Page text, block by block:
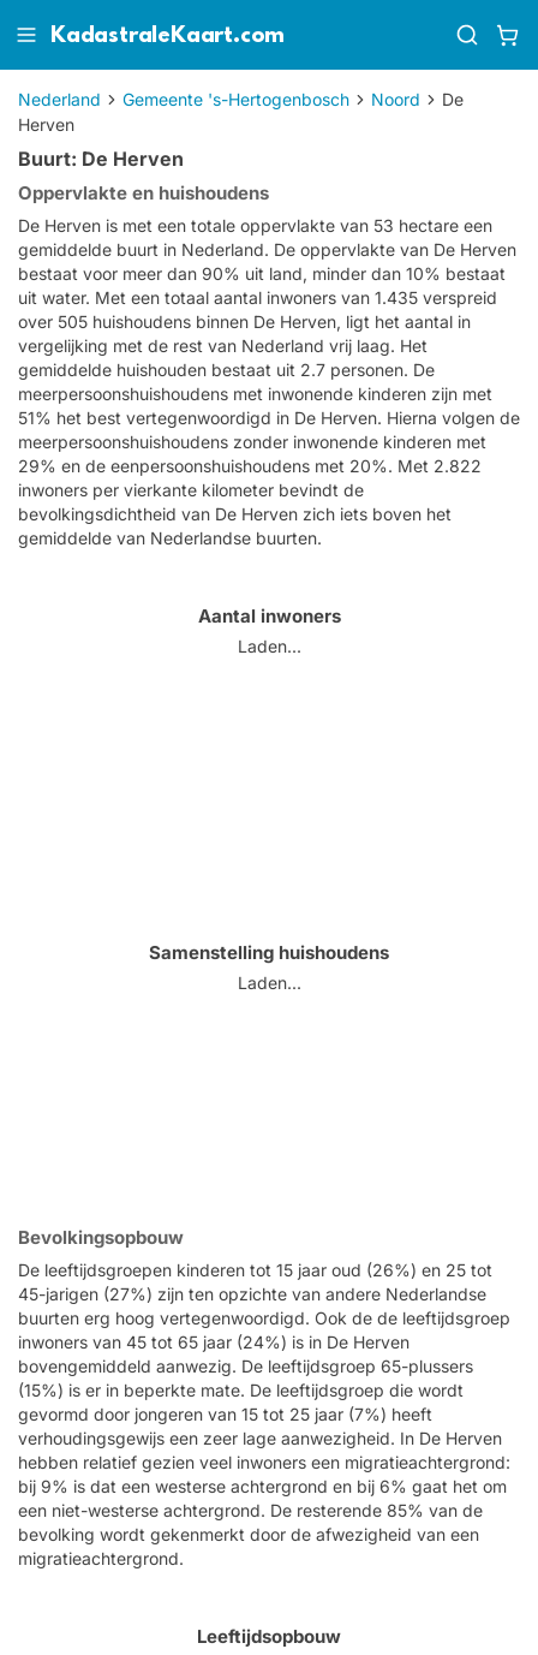
KadastraleKaart.com
Nederland Gemeente 's-Hertogenbosch Noord
De
Herven
Buurt: De Herven
Oppervlakte en huishoudens
De Herven is met een totale oppervlakte van 53 hectare een
gemiddelde buurt in Nederland. De oppervlakte van De Herven
bestaat voor meer dan 90% uit land, minder dan 10% bestaat
uit water. Met een totaal aantal inwoners van 1.435 verspreid
over 505 huishoudens binnen De Herven, ligt het aantal in
vergelijking met de rest van Nederland vrij laag. Het
gemiddelde huishouden bestaat uit 2.7 personen. De
meerpersoonshuishoudens met inwonende kinderen zijn met
51% het best vertegenwoordigd in De Herven. Hierna volgen de
meerpersoonshuishoudens zonder inwonende kinderen met
29% en de eenpersoonshuishoudens met 20%. Met 2.822
inwoners per vierkante kilometer bevindt de
bevolkingsdichtheid van De Herven zich iets boven het
gemiddelde van Nederlandse buurten.
Aantal inwoners
Laden...
Samenstelling huishoudens
Laden...
Bevolkingsopbouw
De leeftijdsgroepen kinderen tot 15 jaar oud (26%) en 25 tot
45-jarigen (27%) zijn ten opzichte van andere Nederlandse
buurten erg hoog vertegenwoordigd. Ook de de leeftijdsgroep
inwoners van 45 tot 65 jaar (24%) is in De Herven
bovengemiddeld aanwezig. De leeftijdsgroep 65-plussers
(15%) is er in beperkte mate. De leeftijdsgroep die wordt
gevormd door jongeren van 15 tot 25 jaar (7%) heeft
verhoudingsgewijs een zeer lage aanwezigheid. In De Herven
hebben relatief gezien veel inwoners een migratieachtergrond:
bij 9% is dat een westerse achtergrond en bij 6% gaat het om
een niet-westerse achtergrond. De resterende 85% van de
bevolking wordt gekenmerkt door de afwezigheid van een
migratieachtergrond.
Leeftijdsopbouw